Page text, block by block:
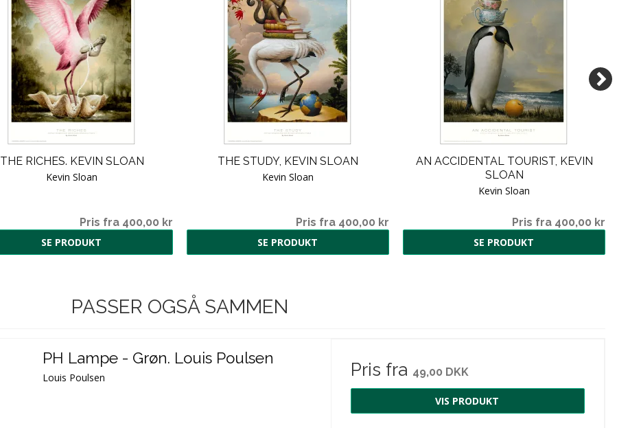
THE RICHES. KEVIN SLOAN
Kevin Sloan
Pris fra 400,00 kr
SE PRODUKT
THE STUDY, KEVIN SLOAN
Kevin Sloan
Pris fra 400,00 kr
SE PRODUKT
AN ACCIDENTAL TOURIST, KEVIN
SLOAN
Kevin Sloan
Pris fra 400,00 kr
SE PRODUKT
PASSER OGSÅ SAMMEN
PH Lampe - Grøn. Louis Poulsen
Louis Poulsen Pris fra 49,00 DKK
VIS PRODUKT